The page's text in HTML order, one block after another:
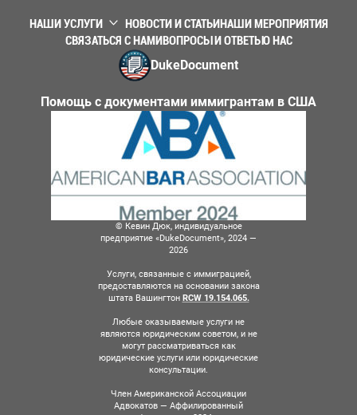
НАШИ УСЛУГИ НОВОСТИ И СТАТЬИНАШИ МЕРОПРИЯТИЯ
СВЯЗАТЬСЯ С НАМИВОПРОСЫ И ОТВЕТЫО НАС
DukeDocument
Помощь с документами иммигрантам в США
© Кевин Дюк, индивидуальное
предприятие «DukeDocument», 2024 —
2026
Услуги, связанные с иммиграцией,
предоставляются на основании закона
штата Вашингтон RCW 19.154.065.
Любые оказываемые услуги не
являются юридическим советом, и не
могут рассматриваться как
юридические услуги или юридические
консультации.
Член Американской Ассоциации
Адвокатов — Аффилированный